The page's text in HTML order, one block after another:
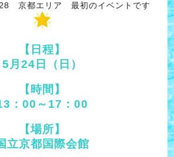
京都エリア 最初のイベントです
【日程】
5月24日（日）
【時間】
：00～17：00
【場所】
立京都国際会館